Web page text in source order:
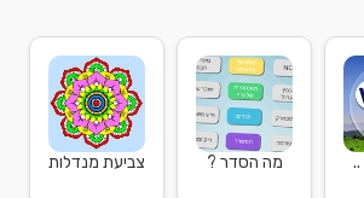
.. מה הסדר ? צביעת מנדלות